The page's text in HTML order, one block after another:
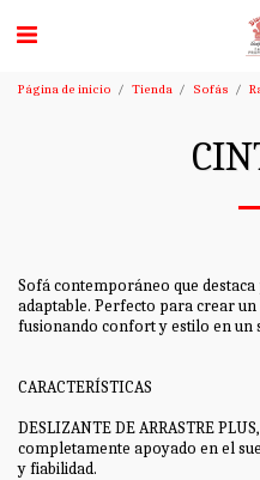
Página de inicio Tienda Sofás
Sofá contemporáneo que
adaptable. Perfecto para crear
fusionando confort y estilo en un
CARACTERÍSTICAS
DESLIZANTE DE ARRASTRE
completamente apoyado en el
y fiabilidad.